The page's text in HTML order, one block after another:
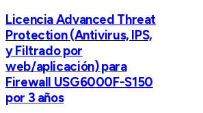
Licencia Advanced Threat
Protection (Antivirus, IPS,
y Filtrado por
web/aplicación) para
Firewall USG6000F-S150
por 3 años